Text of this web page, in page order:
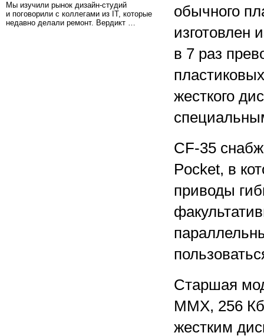
Мы изучили рынок дизайн-студий
и поговорили с коллегами из IT, которые
недавно делали ремонт. Вердикт …
обычного
изготовлен
в 7 раз
жесткого
CF-35
Pocket, в
приводы
Старшая
MMX, 256
жестким